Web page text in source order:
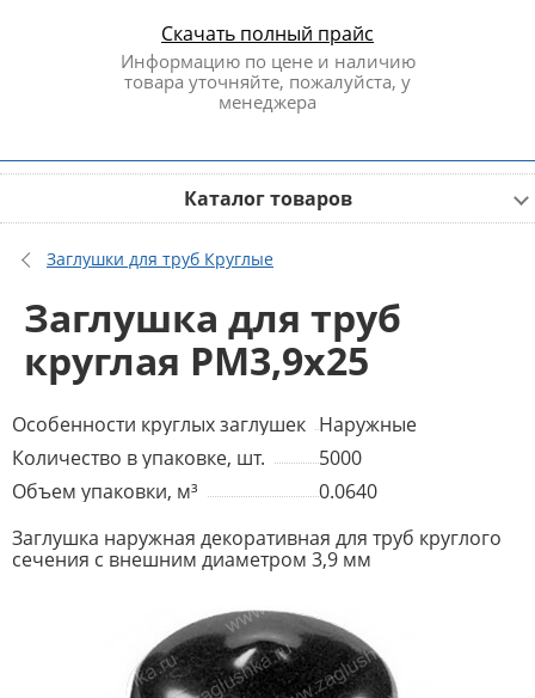
Скачать полный прайс
Информацию по цене и наличию
товара уточняйте, пожалуйста, у
менеджера
Каталог товаров
Заглушки для труб Круглые
Заглушка для труб
круглая PM3,9x25
Особенности круглых заглушек Наружные
Количество в упаковке, шт.
5000
Объем упаковки, м³
0.0640
Заглушка наружная декоративная для труб круглого
сечения с внешним диаметром 3,9 мм